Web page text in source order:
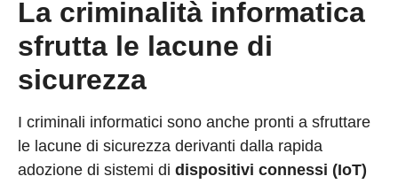
La criminalità informatica
sfrutta le lacune di
sicurezza
I criminali informatici sono anche pronti a sfruttare
le lacune di sicurezza derivanti dalla rapida
adozione di sistemi di dispositivi connessi (IoT)